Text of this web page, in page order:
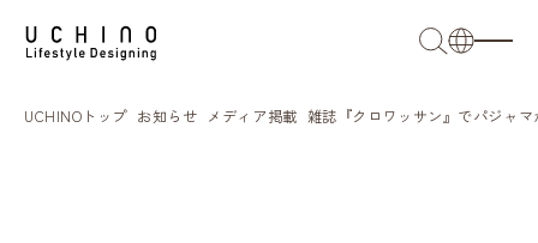
UCHINOトップ お知らせ メディア掲載 雑誌『クロワッサン』でパジャ